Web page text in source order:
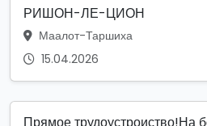
РИШОН-ЛЕ-ЦИОН
Маалот-Таршиха
15.04.2026